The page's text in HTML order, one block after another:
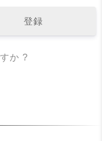
登録
か ?